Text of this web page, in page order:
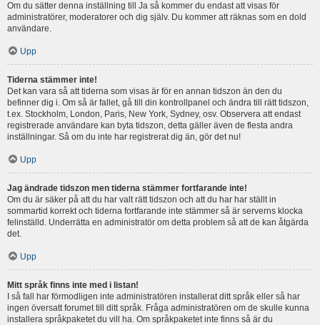
Om du sätter denna inställning till Ja så kommer du endast att visas för
administratörer, moderatorer och dig själv. Du kommer att räknas som en dold
användare.
Upp
Tiderna stämmer inte!
Det kan vara så att tiderna som visas är för en annan tidszon än den du
befinner dig i. Om så är fallet, gå till din kontrollpanel och ändra till rätt tidszon,
t.ex. Stockholm, London, Paris, New York, Sydney, osv. Observera att endast
registrerade användare kan byta tidszon, detta gäller även de flesta andra
inställningar. Så om du inte har registrerat dig än, gör det nu!
Upp
Jag ändrade tidszon men tiderna stämmer fortfarande inte!
Om du är säker på att du har valt rätt tidszon och att du har har ställt in
sommartid korrekt och tiderna fortfarande inte stämmer så är serverns klocka
felinställd. Underrätta en administratör om detta problem så att de kan åtgärda
det.
Upp
Mitt språk finns inte med i listan!
I så fall har förmodligen inte administratören installerat ditt språk eller så har
ingen översatt forumet till ditt språk. Fråga administratören om de skulle kunna
installera språkpaketet du vill ha. Om språkpaketet inte finns så är du